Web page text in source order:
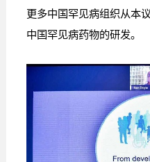
更多中国罕见病组织从本
中国罕见病药物的研发。